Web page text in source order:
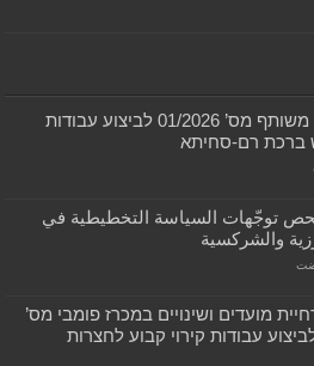
מכרז פומבי משותף מס’ 01/2026 לביצוע עבודות
ברכת רם-סחיתא
توجّهات السياسة التخطيطية في
والشركسية
מועדים ושינויים במכרז פומבי מס’
– לביצוע עבודות קירוי קבוע לחצרות